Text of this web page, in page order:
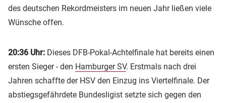
des deutschen Rekordmeisters im neuen Jahr ließen viele
Wünsche offen.
20:36 Uhr: Dieses DFB-Pokal-Achtelfinale hat bereits einen
ersten Sieger - den Hamburger SV. Erstmals nach drei
Jahren schaffte der HSV den Einzug ins Viertelfinale. Der
abstiegsgefährdete Bundesligist setzte sich gegen den